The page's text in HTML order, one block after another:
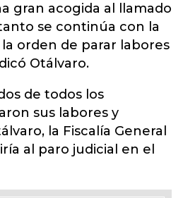
gran acogida al llamado
se continúa con la
orden de parar labores
Otálvaro.
de todos los
sus labores y
la Fiscalía General
al paro judicial en el